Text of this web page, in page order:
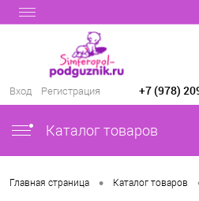
Вход Регистрация +7 (978)
Каталог товаров
Главная страница • Каталог товаров